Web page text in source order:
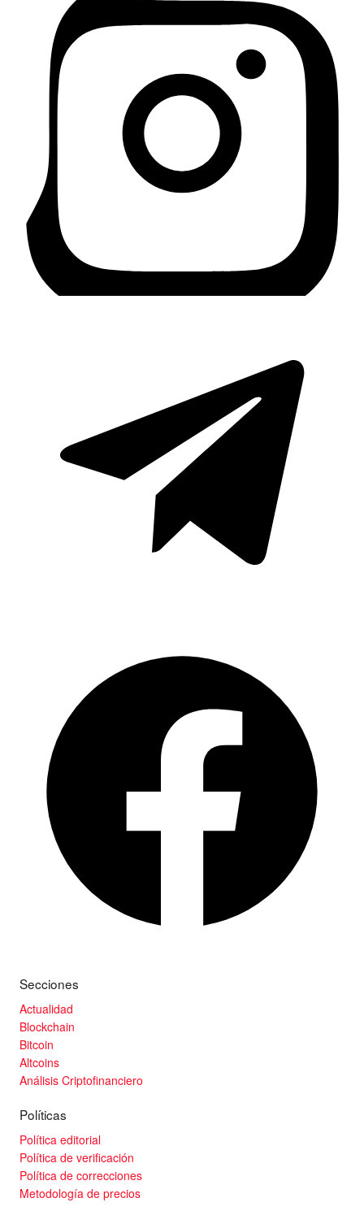
Secciones
Actualidad
Blockchain
Bitcoin
Altcoins
Análisis Criptofinanciero
Políticas
Política editorial
Política de verificación
Política de correcciones
Metodología de precios